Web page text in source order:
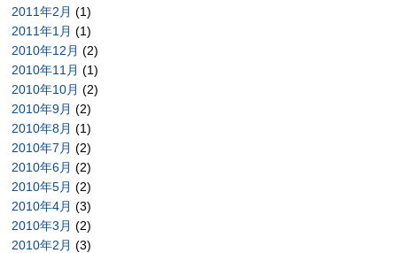
2011年2月 (1)
2011年1月 (1)
2010年12月 (2)
2010年11月 (1)
2010年10月 (2)
2010年9月 (2)
2010年8月 (1)
2010年7月 (2)
2010年6月 (2)
2010年5月 (2)
2010年4月 (3)
2010年3月 (2)
2010年2月 (3)